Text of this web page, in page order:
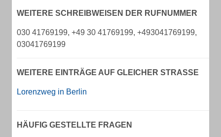
WEITERE SCHREIBWEISEN DER RUFNUMMER
030 41769199, +49 30 41769199, +493041769199,
03041769199
WEITERE EINTRÄGE AUF GLEICHER STRASSE
Lorenzweg in Berlin
HÄUFIG GESTELLTE FRAGEN